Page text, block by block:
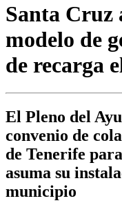
Santa Cruz
modelo de
de recarga
El Pleno del
convenio de
de Tenerife
asuma su
municipio